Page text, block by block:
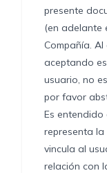
presente
(en adelante
Compañía.
aceptando
usuario, no
por favor
Es entendido
representa
vincula al
relación con